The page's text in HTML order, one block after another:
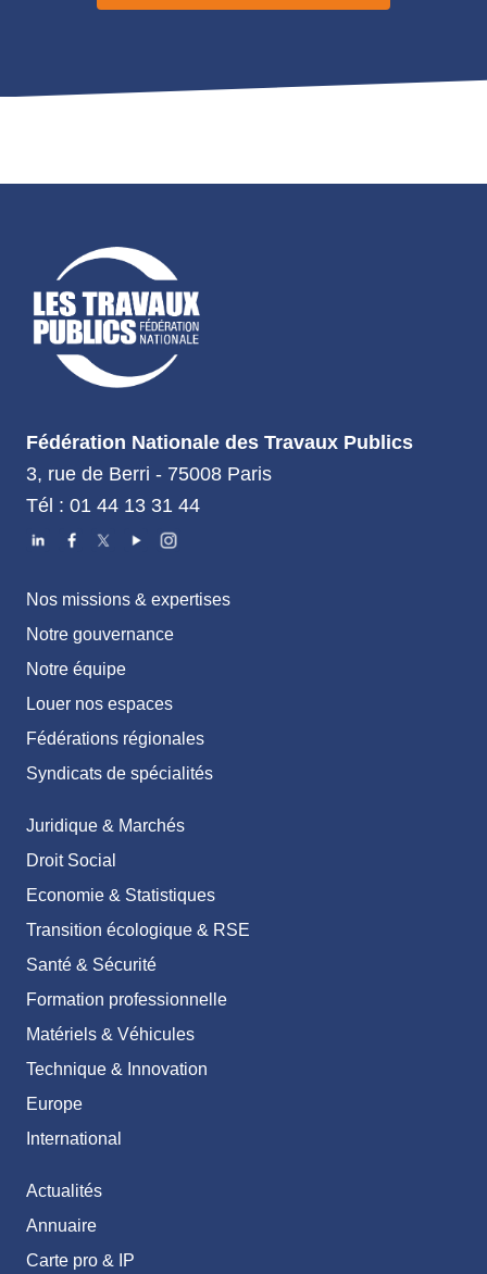
Fédération Nationale des Travaux Publics
3, rue de Berri - 75008 Paris
Tél : 01 44 13 31 44
Nos missions & expertises
Notre gouvernance
Notre équipe
Louer nos espaces
Fédérations régionales
Syndicats de spécialités
Juridique & Marchés
Droit Social
Economie & Statistiques
Transition écologique & RSE
Santé & Sécurité
Formation professionnelle
Matériels & Véhicules
Technique & Innovation
Europe
International
Actualités
Annuaire
Carte pro & IP